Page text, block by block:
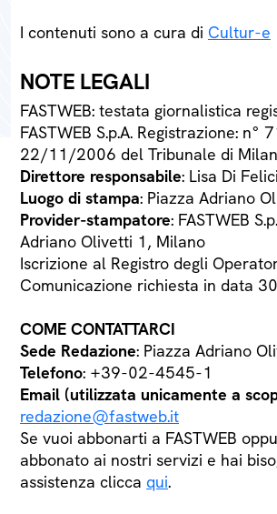
I contenuti sono a cura di Cultur-e
NOTE LEGALI
FASTWEB: testata giornalistica
FASTWEB S.p.A. Registrazione: n°
22/11/2006 del Tribunale di
Direttore responsabile: Lisa Di
Luogo di stampa: Piazza Adriano
Provider-stampatore: FASTWEB
Adriano Olivetti 1, Milano
Iscrizione al Registro degli
Comunicazione richiesta in data
COME CONTATTARCI
Sede Redazione: Piazza Adriano
Telefono: +39-02-4545-1
Email (utilizzata unicamente a
redazione@fastweb.it
Se vuoi abbonarti a FASTWEB
abbonato ai nostri servizi e hai
assistenza clicca qui.